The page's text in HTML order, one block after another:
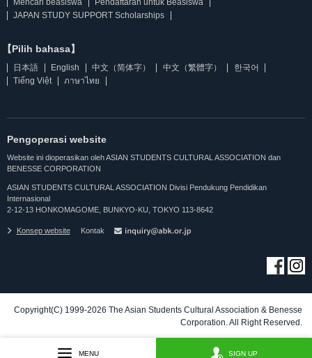
Mencari beasiswa
Pendaftaran untuk Beasiswa
JAPAN STUDY SUPPORT Scholarships
【Pilih bahasa】
日本語 English 中文（简体字） 中文（繁體字）
한국어
Tiếng Việt
ภาษาไทย
Pengoperasi website
Website ini dioperasikan oleh ASIAN STUDENTS CULTURAL ASSOCIATION dan
BENESSE CORPORATION
ASIAN STUDENTS CULTURAL ASSOCIATION Divisi Pendukung Pendidikan
Internasional
2-12-13 HONKOMAGOME, BUNKYO-KU, TOKYO 113-8642
Konsep website Kontak
Copyright(C) 1999-2026 The Asian Students Cultural Association & Benesse
Corporation. All Right Reserved.
MENU SIGN UP